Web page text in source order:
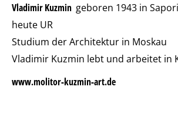
Vladimir Kuzmin geboren 1943 in
heute UR
Studium der Architektur in Moskau
Vladimir Kuzmin lebt und arbeitet in
www.molitor-kuzmin-art.de